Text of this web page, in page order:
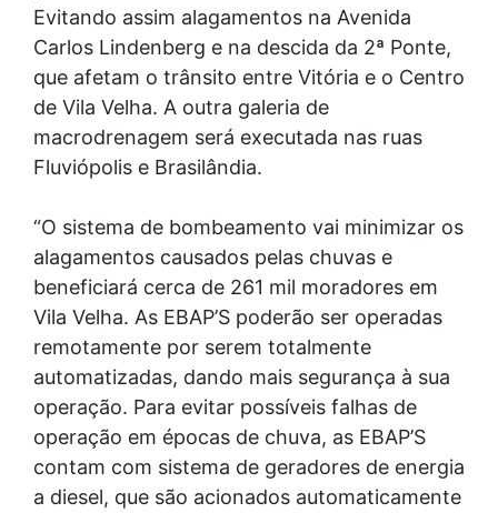
Evitando assim alagamentos na Avenida
Carlos Lindenberg e na descida da 2ª Ponte,
que afetam o trânsito entre Vitória e o Centro
de Vila Velha. A outra galeria de
macrodrenagem será executada nas ruas
Fluviópolis e Brasilândia.
“O sistema de bombeamento vai minimizar os
alagamentos causados pelas chuvas e
beneficiará cerca de 261 mil moradores em
Vila Velha. As EBAP’S poderão ser operadas
remotamente por serem totalmente
automatizadas, dando mais segurança à sua
operação. Para evitar possíveis falhas de
operação em épocas de chuva, as EBAP’S
contam com sistema de geradores de energia
a diesel, que são acionados automaticamente